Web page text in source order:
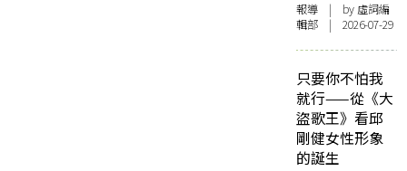
報導 | by 虛詞編
輯部 | 2026-07-29
只要你不怕我
就行——從《大
盜歌王》看邱
剛健女性形象
的誕生